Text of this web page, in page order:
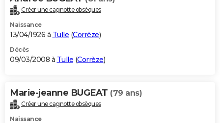
Créer une cagnotte obsèques
Naissance
13/04/1926 à Tulle (Corrèze)
Décès
09/03/2008 à Tulle (Corrèze)
Marie-jeanne BUGEAT (79 ans)
Créer une cagnotte obsèques
Naissance